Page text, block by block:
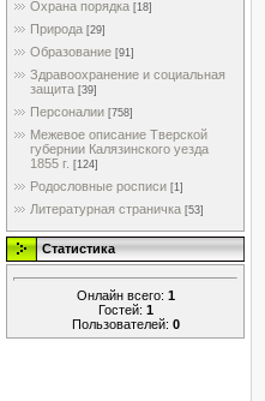
Охрана порядка [18]
Природа [29]
Образование [91]
Здравоохранение и социальная
защита [39]
Персоналии [758]
Межевое описание Тверской
губернии Калязинского уезда
1855 г. [124]
Родословные росписи [1]
Литературная страничка [53]
Статистика
Онлайн всего: 1
Гостей: 1
Пользователей: 0